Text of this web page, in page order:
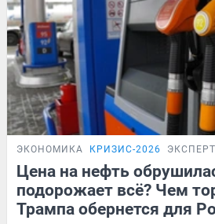
ЭКОНОМИКА КРИЗИС-2026 ЭКСПЕРТ
Цена на нефть
подорожает всё? Чем
Трампа обернется для